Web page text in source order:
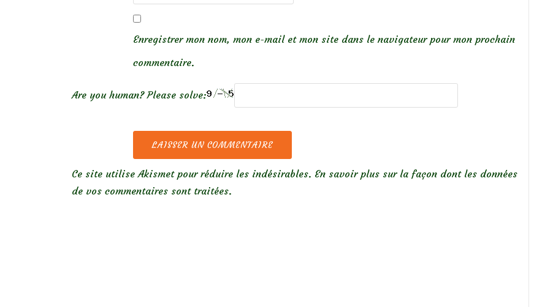
Enregistrer mon nom, mon e-mail et mon site dans le navigateur pour mon prochain
commentaire.
Are you human? Please solve:
Ce site utilise Akismet pour réduire les indésirables. En savoir plus sur la façon dont les données
de vos commentaires sont traitées.